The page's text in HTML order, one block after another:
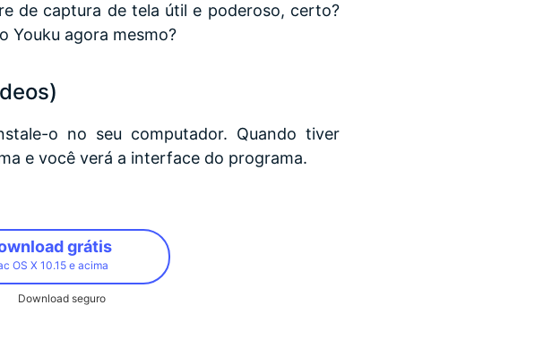
de captura de tela útil e poderoso, certo?
Youku agora mesmo?
o no seu computador. Quando tiver
e você verá a interface do programa.
grátis
OS X 10.15 e acima
Download seguro